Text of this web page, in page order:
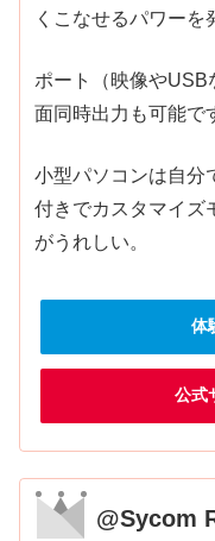
くこなせるパワーを
ポート（映像や
面同時出力も可能で
小型パソコンは自分
付きでカスタマイズ
がうれしい。
体
公式
@Sycom